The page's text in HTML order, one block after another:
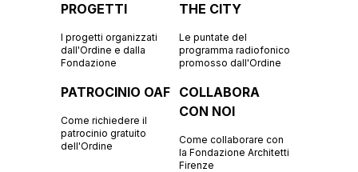
PROGETTI
I progetti organizzati
dall'Ordine e dalla
Fondazione
THE CITY
Le puntate del
programma radiofonico
promosso dall'Ordine
PATROCINIO OAF
Come richiedere il
patrocinio gratuito
dell'Ordine
COLLABORA
CON NOI
Come collaborare con
la Fondazione Architetti
Firenze